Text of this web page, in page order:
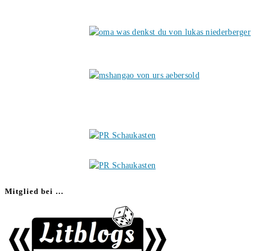
Mitglied bei …